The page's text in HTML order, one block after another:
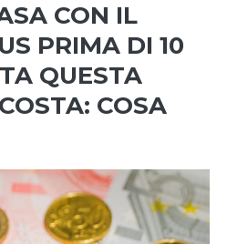
CON IL
PRIMA DI 10
QUESTA
COSA